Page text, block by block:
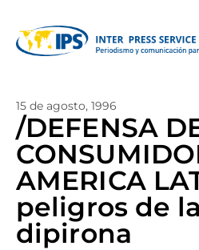
15 de agosto, 1996
/DEFENSA
AMERICA
peligros de
dipirona